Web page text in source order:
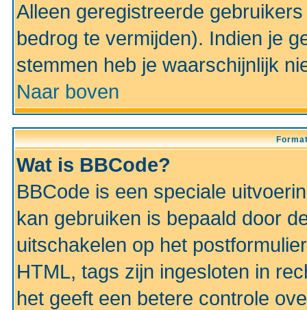
Alleen geregistreerde
bedrog te vermijden). Indien je
stemmen heb je waarschijnlijk
Naar boven
Wat is BBCode?
BBCode is een speciale
kan gebruiken is bepaald door
uitschakelen op het
HTML, tags zijn ingesloten in
het geeft een betere controle